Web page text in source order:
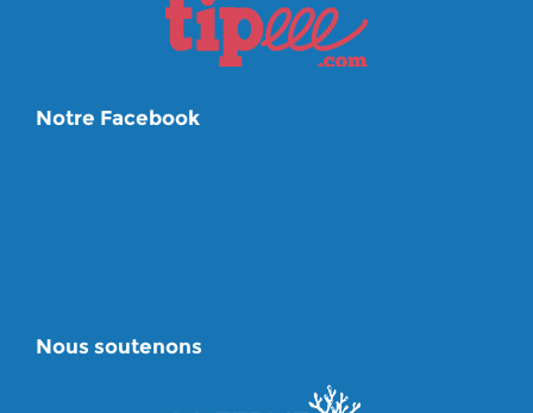
Notre Facebook
Nous soutenons